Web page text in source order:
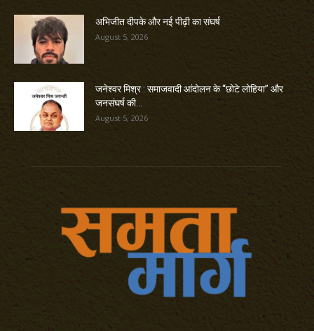
अभिजीत दीपके और नई पीढ़ी का संघर्ष
August 5, 2026
जनेश्वर मिश्र : समाजवादी आंदोलन के “छोटे लोहिया” और
जनसंघर्ष की...
August 5, 2026